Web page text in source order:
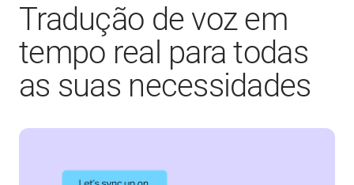
Tradução de voz em
tempo real para todas
as suas necessidades